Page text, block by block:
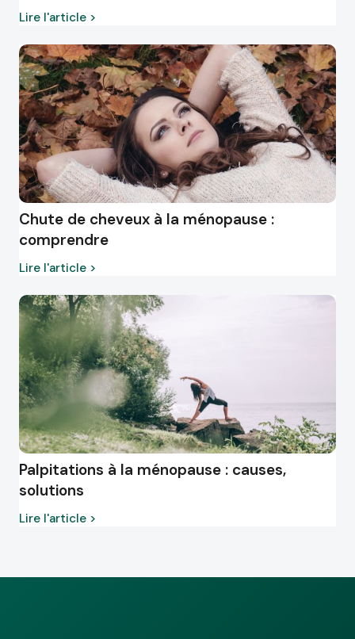
Lire l'article >
Chute de cheveux à la ménopause :
comprendre
Lire l'article >
Palpitations à la ménopause : causes,
solutions
Lire l'article >